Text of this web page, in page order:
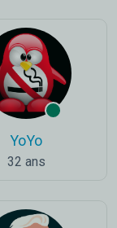
YoYo
32 ans